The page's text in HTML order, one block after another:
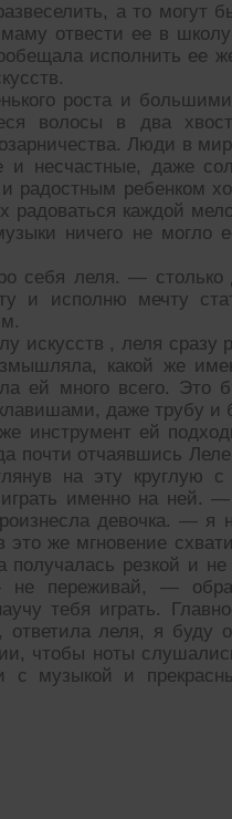
а то могут
отвести ее в школу
исполнить ее
роста и
волосы в два
Люди в
и несчастные, даже
радостным ребенком
радоваться каждой
ничего не могло
себя леля. —
и исполню мечту
искусств , леля сразу
какой же
ей много всего. Это
даже трубу и
инструмент ей
почти отчаявшись
на эту круглую
именно на ней.
девочка. — я
это же мгновение
резкой и
переживай, —
тебя играть.
леля, я буду
чтобы ноты
с музыкой и